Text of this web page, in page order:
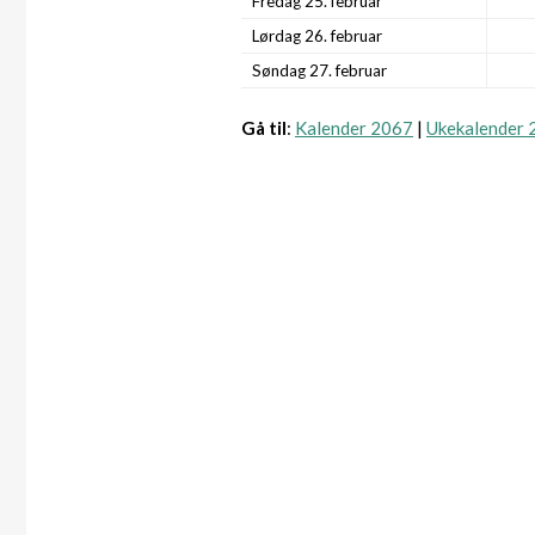
Lørdag 26. februar
Søndag 27. februar
Gå til: Kalender 2067 | Ukekalender